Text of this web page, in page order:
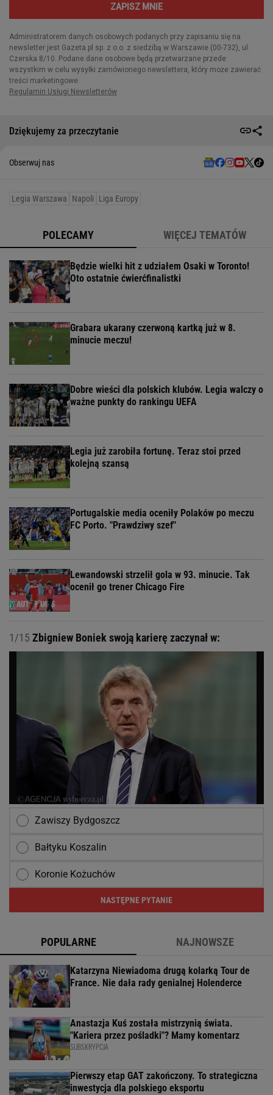
Dziękujemy za przeczytanie
Obserwuj nas
Legia Warszawa Napoli Liga Europy
POLECAMY WIĘCEJ TEMATÓW
Będzie wielki hit z udziałem Osaki w Toronto!
Oto ostatnie ćwierćfinalistki
Grabara ukarany czerwoną kartką już w 8.
minucie meczu!
Dobre wieści dla polskich klubów. Legia walczy o
ważne punkty do rankingu UEFA
Legia już zarobiła fortunę. Teraz stoi przed
kolejną szansą
Portugalskie media oceniły Polaków po meczu
FC Porto. "Prawdziwy szef"
Lewandowski strzelił gola w 93. minucie. Tak
ocenił go trener Chicago Fire
1/15 Zbigniew Boniek swoją karierę zaczynał w:
Zawiszy Bydgoszcz
Bałtyku Koszalin
Koronie Kożuchów
NASTĘPNE PYTANIE
POPULARNE NAJNOWSZE
Katarzyna Niewiadoma drugą kolarką Tour de
France. Nie dała rady genialnej Holenderce
Anastazja Kuś została mistrzynią świata.
"Kariera przez pośladki"? Mamy komentarz
SUBSKRYPCJA
Pierwszy etap GAT zakończony. To strategiczna
inwestycja dla polskiego eksportu